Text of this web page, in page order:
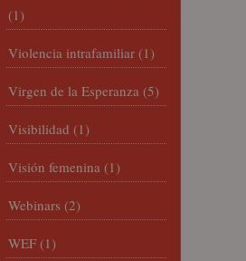
(1)
Violencia intrafamiliar (1)
Virgen de la Esperanza (5)
Visibilidad (1)
Visión femenina (1)
Webinars (2)
WEF (1)